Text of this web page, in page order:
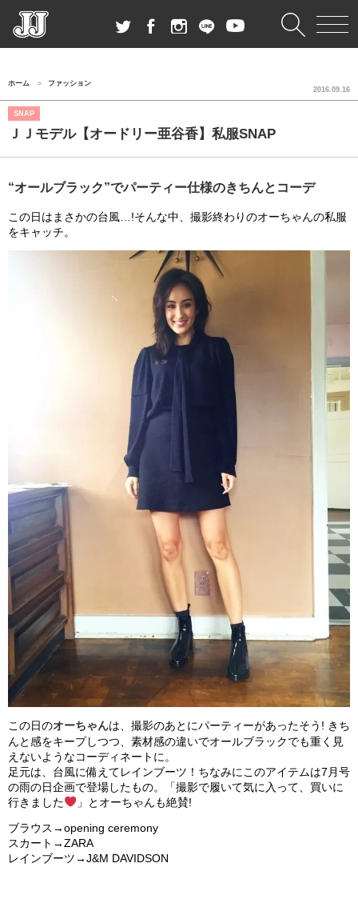
ホーム ファッション
SNAP
ＪＪモデル【オードリー亜谷香】私服SNAP
2016.09.16
“オールブラック”でパーティー仕様のきちんとコーデ
この日はまさかの台風…!そんな中、撮影終わりのオーちゃんの私服
をキャッチ。
この日のオーちゃんは、撮影のあとにパーティーがあったそう! きち
んと感をキープしつつ、素材感の違いでオールブラックでも重く見
えないようなコーディネートに。
足元は、台風に備えてレインブーツ！ちなみにこのアイテムは7月号
の雨の日企画で登場したもの。「撮影で履いて気に入って、買いに
行きました
」とオーちゃんも絶賛!
ブラウス→opening ceremony
スカート→ZARA
レインブーツ→J&M DAVIDSON